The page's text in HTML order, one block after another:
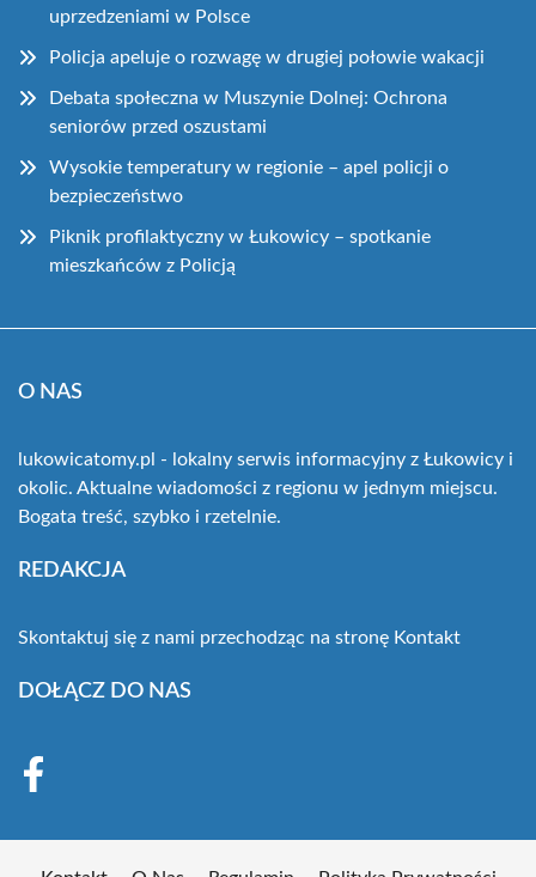
uprzedzeniami w Polsce
Policja apeluje o rozwagę w drugiej połowie wakacji
Debata społeczna w Muszynie Dolnej: Ochrona
seniorów przed oszustami
Wysokie temperatury w regionie – apel policji o
bezpieczeństwo
Piknik profilaktyczny w Łukowicy – spotkanie
mieszkańców z Policją
O NAS
lukowicatomy.pl - lokalny serwis informacyjny z Łukowicy i
okolic. Aktualne wiadomości z regionu w jednym miejscu.
Bogata treść, szybko i rzetelnie.
REDAKCJA
Skontaktuj się z nami przechodząc na stronę Kontakt
DOŁĄCZ DO NAS